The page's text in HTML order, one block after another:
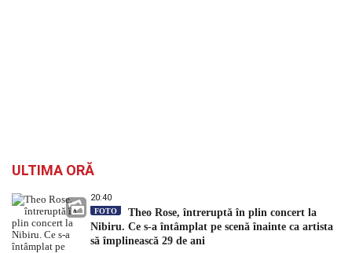
ULTIMA ORĂ
20:40
FOTO
Theo Rose, întreruptă în plin concert la
Nibiru. Ce s-a întâmplat pe scenă înainte ca artista
să împlinească 29 de ani